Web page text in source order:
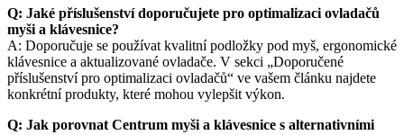
Q: Jaké příslušenství doporučujete pro optimalizaci ovladačů
myši a klávesnice?
A: Doporučuje se používat kvalitní podložky pod myš, ergonomické
klávesnice a aktualizované ovladače. V sekci „Doporučené
příslušenství pro optimalizaci ovladačů“ ve vašem článku najdete
konkrétní produkty, které mohou vylepšit výkon.
Q: Jak porovnat Centrum myši a klávesnice s alternativními